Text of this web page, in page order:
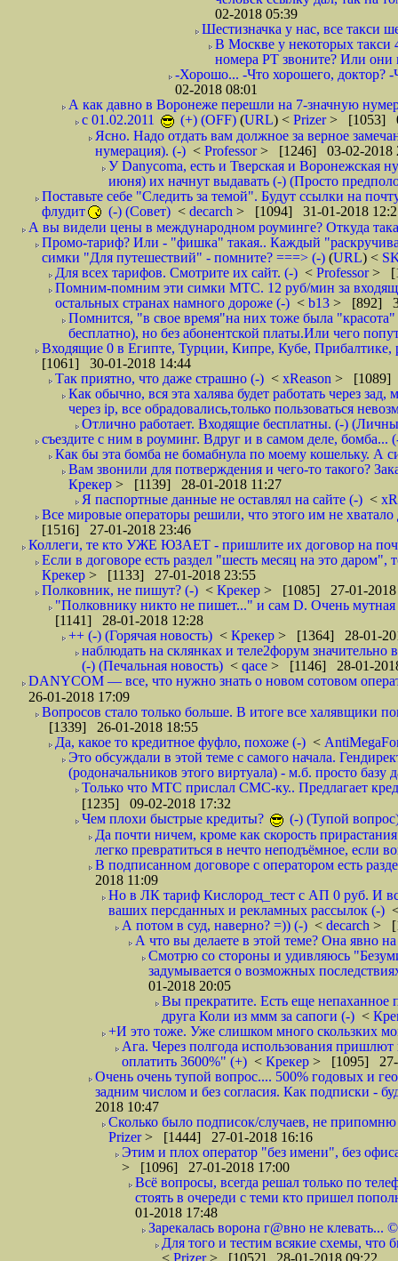
02-2018 05:39
Шестизначка у нас, все такси
В Москве у некоторых такси
номера РТ звоните? Или они
-Хорошо... -Что хорошего, доктор?
02-2018 08:01
А как давно в Воронеже перешли на 7-значную
с 01.02.2011
(+) (OFF) (URL) < Prizer> [1053]
Ясно. Надо отдать вам должное за верное
нумерация). (-) < Professor> [1246] 03-02-2018
У Danycoma, есть и Тверская и Воронежская
июня) их начнут выдавать (-) (Просто
Поставьте себе "Следить за темой". Будут ссылки на
флудит
(-) (Совет) < decarch > [1094] 31-01-2018
А вы видели цены в международном роуминге? Откуда
Промо-тариф? Или - "фишка" такая.. Каждый
симки "Для путешествий" - помните? ===> (-) (URL) <
Для всех тарифов. Смотрите их сайт. (-) < Professor>
Помним-помним эти симки МТС. 12 руб/мин за
остальных странах намного дороже (-) < b13 > [892]
Помнится, "в свое время"на них тоже была
бесплатно), но без абонентской платы.Или чего
Входящие 0 в Египте, Турции, Кипре, Кубе,
[1061] 30-01-2018 14:44
Так приятно, что даже страшно (-) < xReason > [1089]
Как обычно, вся эта халява будет работать через
через ip, все обрадовались,только пользоваться
Отлично работает. Входящие бесплатны. (-)
съездите с ним в роуминг. Вдруг и в самом деле, бомба...
Как бы эта бомба не бомабнула по моему кошельку. А
Вам звонили для потверждения и чего-то такого?
Крекер > [1139] 28-01-2018 11:27
Я паспортные данные не оставлял на сайте (-) <
Все мировые операторы решили, что этого им не
[1516] 27-01-2018 23:46
Коллеги, те кто УЖЕ ЮЗАЕТ - пришлите их договор на
Если в договоре есть раздел "шесть месяц на это даром",
Крекер > [1133] 27-01-2018 23:55
Полковник, не пишут? (-) < Крекер > [1085] 27-01-2018
"Полковнику никто не пишет..." и сам D. Очень
[1141] 28-01-2018 12:28
++ (-) (Горячая новость) < Крекер > [1364] 28-01-
наблюдать на склянках и теле2форум
(-) (Печальная новость) < qace > [1146] 28-01-
DANYCOM — все, что нужно знать о новом сотовом
26-01-2018 17:09
Вопросов стало только больше. В итоге все халявщики
[1339] 26-01-2018 18:55
Да, какое то кредитное фуфло, похоже (-) <
Это обсуждали в этой теме с самого начала.
(родоначальников этого виртуала) - м.б. просто
Только что МТС прислал СМС-ку.. Предлагает
[1235] 09-02-2018 17:32
Чем плохи быстрые кредиты?
(-) (Тупой
Да почти ничем, кроме как скорость
легко превратиться в нечто неподъёмное, если
В подписанном договоре с оператором есть
2018 11:09
Но в ЛК тариф Кислород_тест с АП 0 руб. И
ваших персданных и рекламных рассылок (-)
А потом в суд, наверно? =)) (-) < decarch >
А что вы делаете в этой теме? Она явно
Смотрю со стороны и удивляюсь
задумывается о возможных
01-2018 20:05
Вы прекратите. Есть еще непаханное
друга Коли из ммм за сапоги (-) <
+И это тоже. Уже слишком много скользких
Ага. Через полгода использования
оплатить 3600%" (+) < Крекер > [1095] 27-
Очень очень тупой вопрос.... 500% годовых и
задним числом и без согласия. Как подписки -
2018 10:47
Сколько было подписок/случаев, не
Prizer> [1444] 27-01-2018 16:16
Этим и плох оператор "без имени", без
> [1096] 27-01-2018 17:00
Всё вопросы, всегда решал только по
стоять в очереди с теми кто пришел
01-2018 17:48
Зарекалась ворона г@вно не клевать...
Для того и тестим всякие схемы, что
< Prizer> [1052] 28-01-2018 09:22